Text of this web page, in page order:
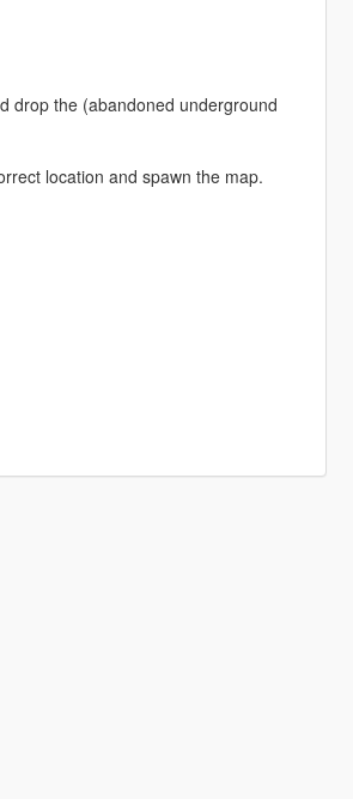
drop the (abandoned underground
location and spawn the map.